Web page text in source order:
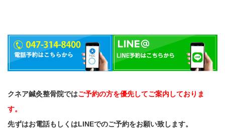
クネア鍼灸整骨院ではご予約の方を優先してご案内しておりま
す。
先ずはお電話もしくはLINEでのご予約をお願い致します。